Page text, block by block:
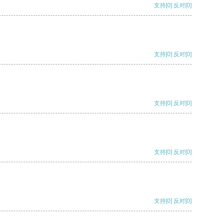
支持[0] 反对[0]
支持[0] 反对[0]
支持[0] 反对[0]
支持[0] 反对[0]
支持[0] 反对[0]